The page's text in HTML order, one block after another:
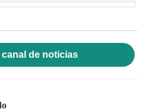
canal de noticias